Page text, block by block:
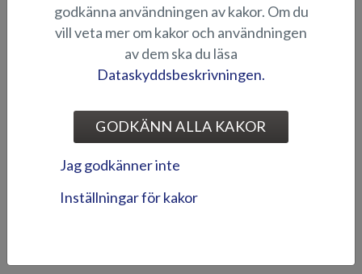
BILDGALLERI
TILLBEHÖRSPAKET
godkänna användningen av kakor. Om du
vill veta mer om kakor och användningen
av dem ska du läsa
Dataskyddsbeskrivningen.
GODKÄNN ALLA KAKOR
Jag godkänner inte
Inställningar för kakor